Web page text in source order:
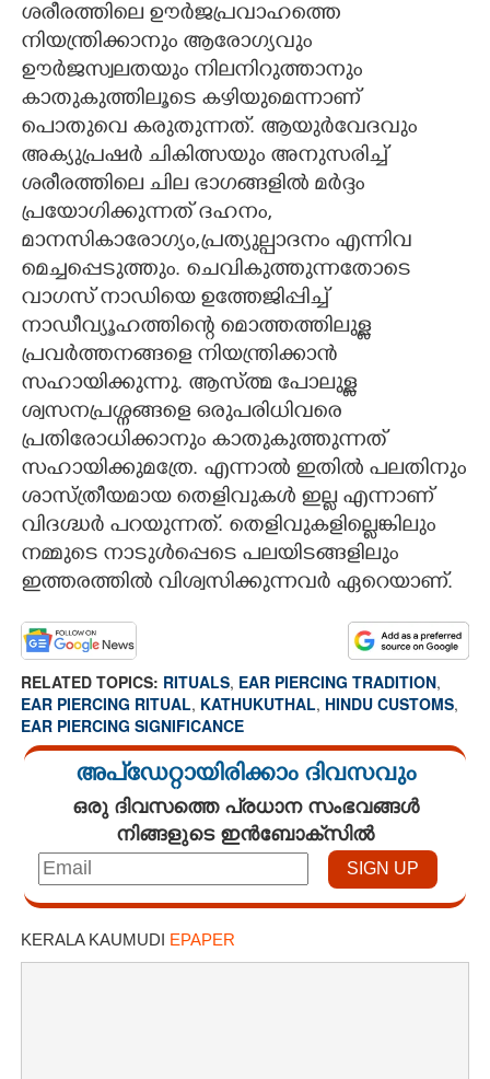
ശരീരത്തിലെ ഊർജപ്രവാഹത്തെ
നിയന്ത്രിക്കാനും ആരോഗ്യവും
ഊർജസ്വലതയും നിലനിറുത്താനും
കാതുകുത്തിലൂടെ കഴിയുമെന്നാണ്
പൊതുവെ കരുതുന്നത്. ആയുർവേദവും
അക്യുപ്രഷർ ചികിത്സയും അനുസരിച്ച്
ശരീരത്തിലെ ചില ഭാഗങ്ങളിൽ മർദ്ദം
പ്രയോഗിക്കുന്നത് ദഹനം,
മാനസികാരോഗ്യം,പ്രത്യുല്പാദനം എന്നിവ
മെച്ചപ്പെടുത്തും. ചെവികുത്തുന്നതോടെ
വാഗസ് നാഡിയെ ഉത്തേജിപ്പിച്ച്
നാഡീവ്യൂഹത്തിന്റെ മൊത്തത്തിലുള്ള
പ്രവർത്തനങ്ങളെ നിയന്ത്രിക്കാൻ
സഹായിക്കുന്നു. ആസ്ത്മ പോലുള്ള
ശ്വസനപ്രശ്നങ്ങളെ ഒരുപരിധിവരെ
പ്രതിരോധിക്കാനും കാതുകുത്തുന്നത്
സഹായിക്കുമത്രേ. എന്നാൽ ഇതിൽ പലതിനും
ശാസ്ത്രീയമായ തെളിവുകൾ ഇല്ല എന്നാണ്
വിദഗ്ദ്ധർ പറയുന്നത്. തെളിവുകളില്ലെങ്കിലും
നമ്മുടെ നാടുൾപ്പെടെ പലയിടങ്ങളിലും
ഇത്തരത്തിൽ വിശ്വസിക്കുന്നവർ ഏറെയാണ്.
RELATED TOPICS: RITUALS, EAR PIERCING TRADITION,
EAR PIERCING RITUAL, KATHUKUTHAL, HINDU CUSTOMS,
EAR PIERCING SIGNIFICANCE
അപ്ഡേറ്റായിരിക്കാം ദിവസവും
ഒരു ദിവസത്തെ പ്രധാന സംഭവങ്ങൾ
നിങ്ങളുടെ ഇൻബോക്സിൽ
KERALA KAUMUDI EPAPER